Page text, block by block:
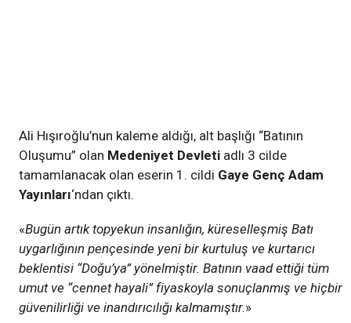
Ali Hışıroğlu’nun kaleme aldığı, alt başlığı “Batının
Oluşumu” olan Medeniyet Devleti adlı 3 cilde
tamamlanacak olan eserin 1. cildi Gaye Genç Adam
Yayınları‘ndan çıktı.
«Bugün artık topyekun insanlığın, küreselleşmiş Batı
uygarlığının pençesinde yeni bir kurtuluş ve kurtarıcı
beklentisi “Doğu’ya” yönelmiştir. Batının vaad ettiği tüm
umut ve “cennet hayali” fiyaskoyla sonuçlanmış ve hiçbir
güvenilirliği ve inandırıcılığı kalmamıştır.»